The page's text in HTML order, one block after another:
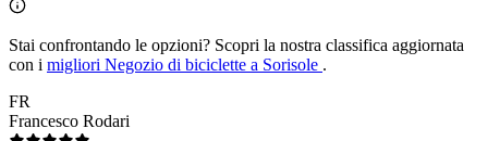
Stai confrontando le opzioni? Scopri la nostra classifica aggiornata
con i migliori Negozio di biciclette a Sorisole .
FR
Francesco Rodari